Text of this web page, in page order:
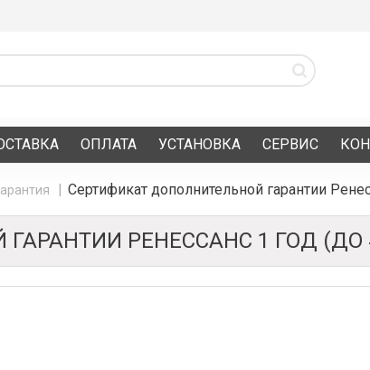
ОПЛАТА УСТАНОВКА СЕРВИС
Сертификат дополнительной гарантии
РЕНЕССАНС 1 ГОД (ДО